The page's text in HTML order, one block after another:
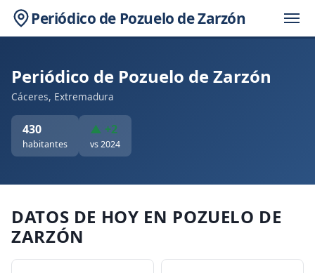
Periódico de Pozuelo de Zarzón
Periódico de Pozuelo de Zarzón
Cáceres, Extremadura
430
habitantes
▲ +2
vs 2024
DATOS DE HOY EN POZUELO DE
ZARZÓN